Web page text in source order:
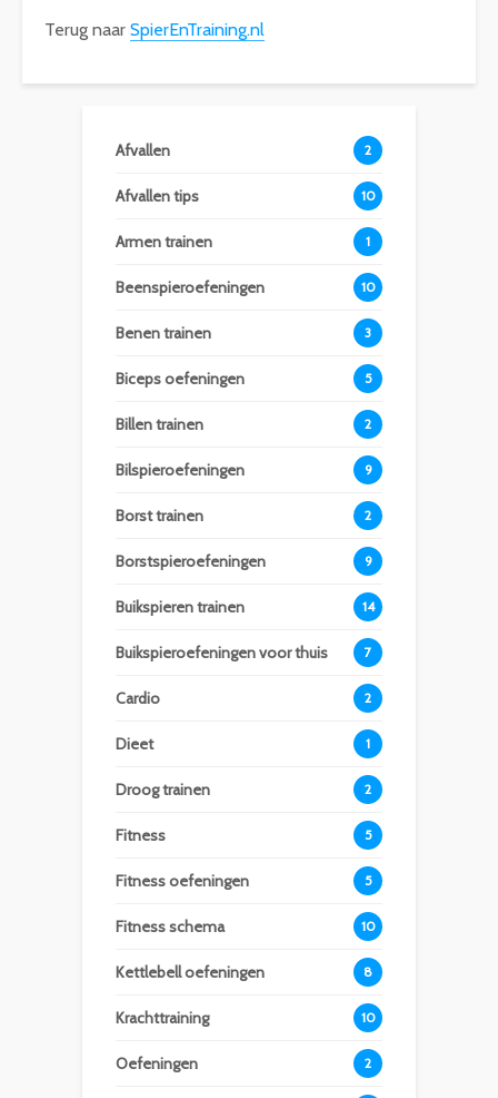
Terug naar SpierEnTraining.nl
Afvallen 2
Afvallen tips 10
Armen trainen 1
Beenspieroefeningen 10
Benen trainen 3
Biceps oefeningen 5
Billen trainen 2
Bilspieroefeningen 9
Borst trainen 2
Borstspieroefeningen 9
Buikspieren trainen 14
Buikspieroefeningen voor thuis 7
Cardio 2
Dieet 1
Droog trainen 2
Fitness 5
Fitness oefeningen 5
Fitness schema 10
Kettlebell oefeningen 8
Krachttraining 10
Oefeningen 2